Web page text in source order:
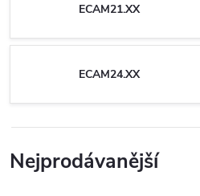
ECAM21.XX
ECAM24.XX
Nejprodávanější